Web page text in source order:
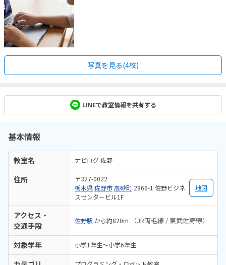
写真を見る(4枚)
LINEで教室情報を共有する
基本情報
教室名 ナビログ 佐野
住所
〒327-0022
栃木県佐野市高砂町 2866-1 佐野ビジネ
スセンタービル1F
地図
アクセス・
交通手段
佐野駅 から約820m （JR両毛線 / 東武佐野線）
対象学年 小学1年生～小学6年生